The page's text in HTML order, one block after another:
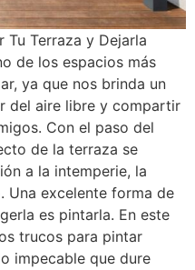
Tu Terraza y Dejarla
de los espacios más
ya que nos brinda un
del aire libre y compartir
Con el paso del
de la terraza se
a la intemperie, la
Una excelente forma de
es pintarla. En este
trucos para pintar
impecable que dure